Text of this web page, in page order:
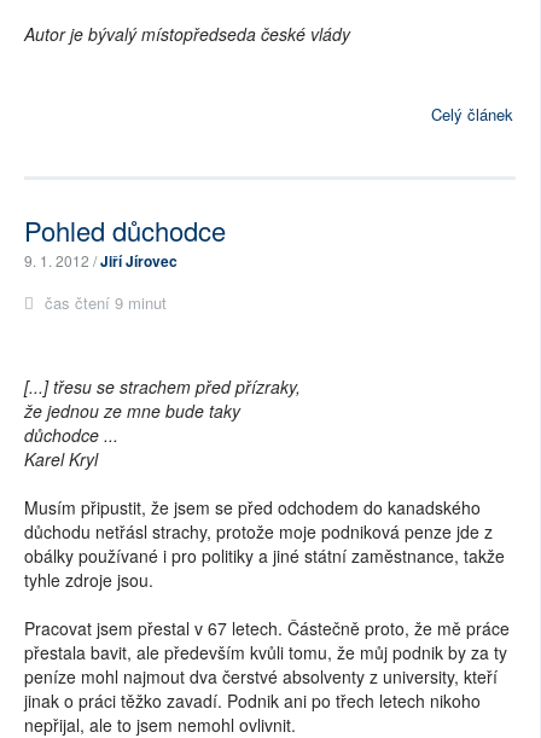
Autor je bývalý místopředseda české vlády
Celý článek
Pohled důchodce
9. 1. 2012 /Jiří Jírovec
čas čtení 9 minut
[...] třesu se strachem před přízraky,
že jednou ze mne bude taky
důchodce ...
Karel Kryl
Musím připustit, že jsem se před odchodem do kanadského
důchodu netřásl strachy, protože moje podniková penze jde z
obálky používané i pro politiky a jiné státní zaměstnance, takže
tyhle zdroje jsou.
Pracovat jsem přestal v 67 letech. Částečně proto, že mě práce
přestala bavit, ale především kvůli tomu, že můj podnik by za ty
peníze mohl najmout dva čerstvé absolventy z university, kteří
jinak o práci těžko zavadí. Podnik ani po třech letech nikoho
nepřijal, ale to jsem nemohl ovlivnit.